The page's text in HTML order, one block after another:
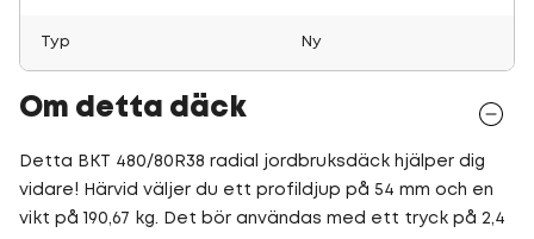
Typ Ny
Om detta däck
Detta BKT 480/80R38 radial jordbruksdäck hjälper dig
vidare! Härvid väljer du ett profildjup på 54 mm och en
vikt på 190,67 kg. Det bör användas med ett tryck på 2,4